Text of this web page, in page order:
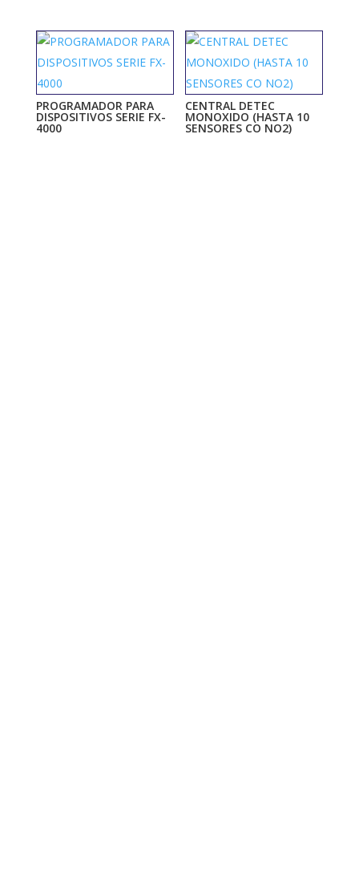
PROGRAMADOR PARA
DISPOSITIVOS SERIE FX-
4000
CENTRAL DETEC
MONOXIDO (HASTA 10
SENSORES CO NO2)